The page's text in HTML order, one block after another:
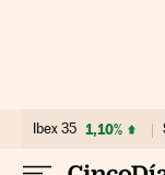
Ibex 35 1,10%